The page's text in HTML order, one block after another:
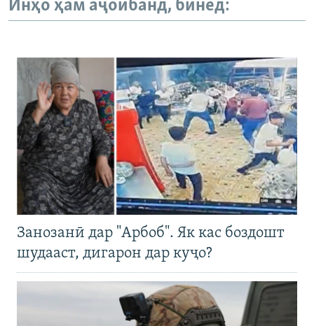
Инҳо ҳам аҷоибанд, бинед:
Занозанӣ дар "Арбоб". Як кас боздошт
шудааст, дигарон дар куҷо?